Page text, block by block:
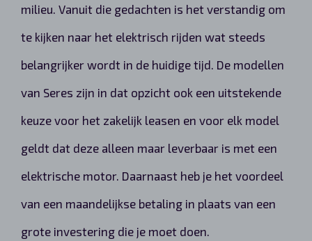
milieu. Vanuit die gedachten is het verstandig om
te kijken naar het elektrisch rijden wat steeds
belangrijker wordt in de huidige tijd. De modellen
van Seres zijn in dat opzicht ook een uitstekende
keuze voor het zakelijk leasen en voor elk model
geldt dat deze alleen maar leverbaar is met een
elektrische motor. Daarnaast heb je het voordeel
van een maandelijkse betaling in plaats van een
grote investering die je moet doen.